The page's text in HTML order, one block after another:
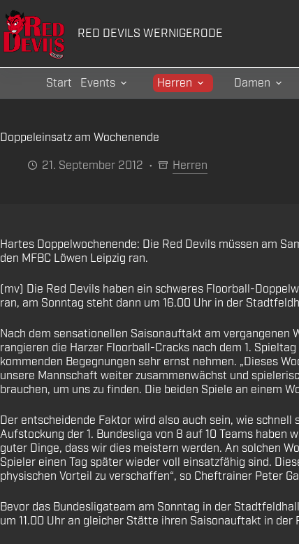
Zum
Inhalt
springen
RED DEVILS WERNIGERODE
Start Events Herren Damen
Doppeleinsatz am Wochenende
21. September 2012
Herren
Hartes Doppelwochenende: Die Red Devils müssen am
den MFBC Löwen Leipzig ran.
(mv) Die Red Devils haben ein schweres Floorball-
ran, am Sonntag steht dann um 16.00 Uhr in der
Nach dem sensationellen Saisonauftakt am vergangenen
rangieren die Harzer Floorball-Cracks nach dem 1.
kommenden Begegnungen sehr ernst nehmen. „Dieses
unsere Mannschaft weiter zusammenwächst und
brauchen, um uns zu finden. Die beiden Spiele an einem
Der entscheidende Faktor wird also auch sein, wie
Aufstockung der 1. Bundesliga von 8 auf 10 Teams
guter Dinge, dass wir dies meistern werden. An solchen
Spieler einen Tag später wieder voll einsatzfähig sind.
physischen Vorteil zu verschaffen“, so Cheftrainer Peter
Bevor das Bundesligateam am Sonntag in der
um 11.00 Uhr an gleicher Stätte ihren Saisonauftakt in der